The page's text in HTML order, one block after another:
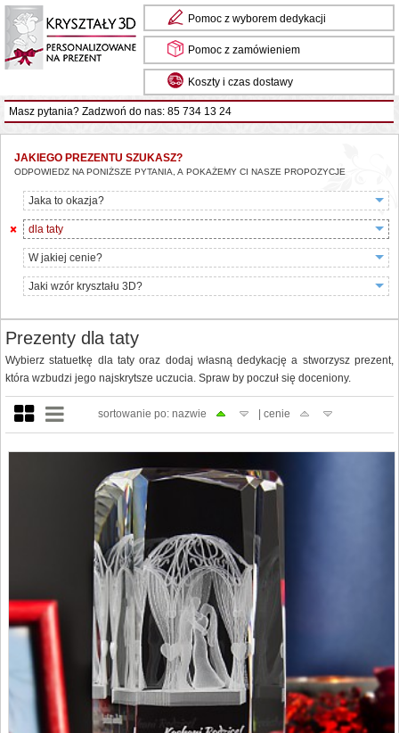
Pomoc z wyborem dedykacji
Pomoc z zamówieniem
Koszty i czas dostawy
Masz pytania? Zadzwoń do nas: 85 734 13 24
JAKIEGO PREZENTU SZUKASZ?
ODPOWIEDZ NA PONIŻSZE PYTANIA, A POKAŻEMY CI NASZE PROPOZYCJE
Jaka to okazja?
dla taty
W jakiej cenie?
Jaki wzór kryształu 3D?
Prezenty dla taty
Wybierz statuetkę dla taty oraz dodaj własną dedykację a stworzysz prezent,
która wzbudzi jego najskrytsze uczucia. Spraw by poczuł się doceniony.
sortowanie po: nazwie | cenie